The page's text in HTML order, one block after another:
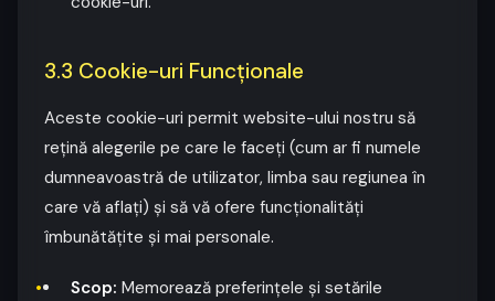
3.3 Cookie-uri Funcționale
Aceste cookie-uri permit website-ului nostru să
rețină alegerile pe care le faceți (cum ar fi numele
dumneavoastră de utilizator, limba sau regiunea în
care vă aflați) și să vă ofere funcționalități
îmbunătățite și mai personale.
Scop: Memorează preferințele și setările